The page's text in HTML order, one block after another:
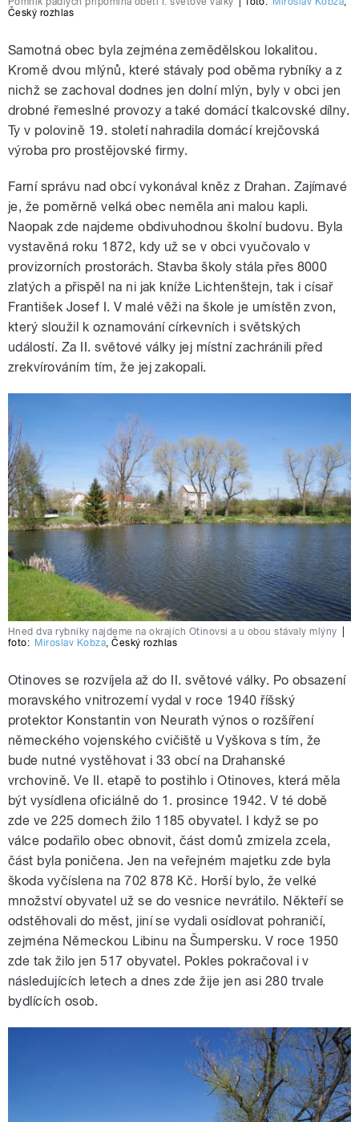
Český rozhlas
Samotná obec byla zejména zemědělskou lokalitou.
Kromě dvou mlýnů, které stávaly pod oběma rybníky a z
nichž se zachoval dodnes jen dolní mlýn, byly v obci jen
drobné řemeslné provozy a také domácí tkalcovské dílny.
Ty v polovině 19. století nahradila domácí krejčovská
výroba pro prostějovské firmy.
Farní správu nad obcí vykonával kněz z Drahan. Zajímavé
je, že poměrně velká obec neměla ani malou kapli.
Naopak zde najdeme obdivuhodnou školní budovu. Byla
vystavěná roku 1872, kdy už se v obci vyučovalo v
provizorních prostorách. Stavba školy stála přes 8000
zlatých a přispěl na ni jak kníže Lichtenštejn, tak i císař
František Josef I. V malé věži na škole je umístěn zvon,
který sloužil k oznamování církevních i světských
událostí. Za II. světové války jej místní zachránili před
zrekvírováním tím, že jej zakopali.
Hned dva rybníky najdeme na okrajích Otinovsi a u obou stávaly mlýny
foto: Miroslav Kobza,Český rozhlas
Otinoves se rozvíjela až do II. světové války. Po obsazení
moravského vnitrozemí vydal v roce 1940 říšský
protektor Konstantin von Neurath výnos o rozšíření
německého vojenského cvičiště u Vyškova s tím, že
bude nutné vystěhovat i 33 obcí na Drahanské
vrchovině. Ve II. etapě to postihlo i Otinoves, která měla
být vysídlena oficiálně do 1. prosince 1942. V té době
zde ve 225 domech žilo 1185 obyvatel. I když se po
válce podařilo obec obnovit, část domů zmizela zcela,
část byla poničena. Jen na veřejném majetku zde byla
škoda vyčíslena na 702 878 Kč. Horší bylo, že velké
množství obyvatel už se do vesnice nevrátilo. Někteří se
odstěhovali do měst, jiní se vydali osídlovat pohraničí,
zejména Německou Libinu na Šumpersku. V roce 1950
zde tak žilo jen 517 obyvatel. Pokles pokračoval i v
následujících letech a dnes zde žije jen asi 280 trvale
bydlících osob.